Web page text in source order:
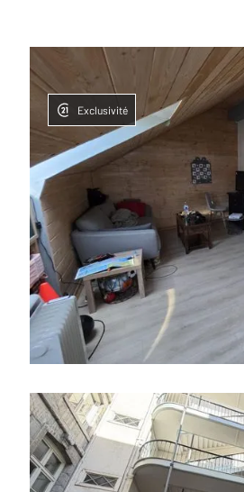
Exclusivité